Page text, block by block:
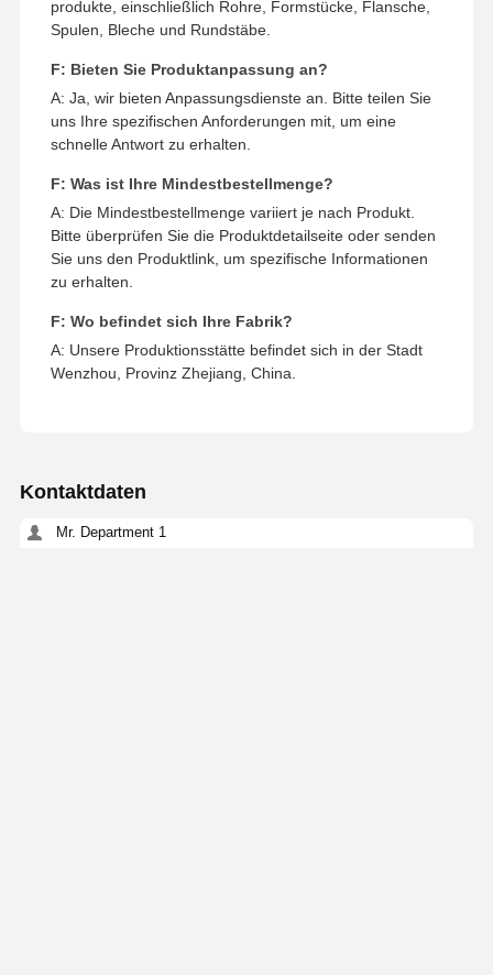
produkte, einschließlich Rohre, Formstücke, Flansche,
Spulen, Bleche und Rundstäbe.
F: Bieten Sie Produktanpassung an?
A: Ja, wir bieten Anpassungsdienste an. Bitte teilen Sie
uns Ihre spezifischen Anforderungen mit, um eine
schnelle Antwort zu erhalten.
F: Was ist Ihre Mindestbestellmenge?
A: Die Mindestbestellmenge variiert je nach Produkt.
Bitte überprüfen Sie die Produktdetailseite oder senden
Sie uns den Produktlink, um spezifische Informationen
zu erhalten.
F: Wo befindet sich Ihre Fabrik?
A: Unsere Produktionsstätte befindet sich in der Stadt
Wenzhou, Provinz Zhejiang, China.
Kontaktdaten
Mr. Department 1